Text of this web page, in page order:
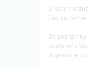
U všech
částku
Do
telefonní
Doprava je v